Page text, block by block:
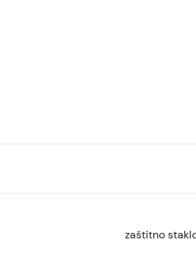
zaštitno